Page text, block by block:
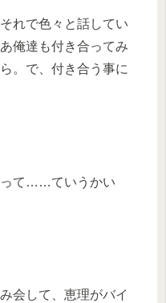
れで色々と話してい
俺達も付き合ってみ
。で、付き合う事に
って……ていうかい
会して、恵理がバイ